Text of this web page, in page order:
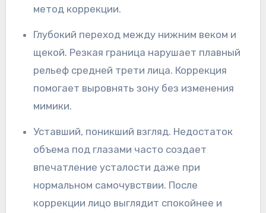
метод коррекции.
Глубокий переход между нижним веком и
щекой. Резкая граница нарушает плавный
рельеф средней трети лица. Коррекция
помогает выровнять зону без изменения
мимики.
Уставший, поникший взгляд. Недостаток
объема под глазами часто создает
впечатление усталости даже при
нормальном самочувствии. После
коррекции лицо выглядит спокойнее и